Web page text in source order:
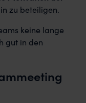
zu beteiligen.
keine lange
gut in den